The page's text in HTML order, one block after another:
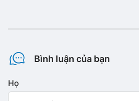
Bình luận của bạn
Họ